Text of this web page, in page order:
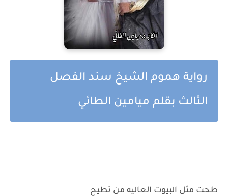
رواية هموم الشيخ سند الفصل
الثالث بقلم ميامين الطائي
طحت مثل البيوت العاليه من تطيح